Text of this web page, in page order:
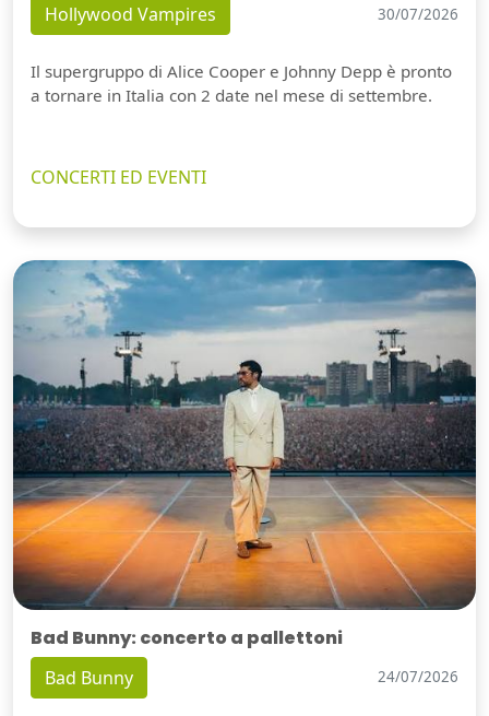
Hollywood Vampires 30/07/2026
Il supergruppo di Alice Cooper e Johnny Depp è pronto
a tornare in Italia con 2 date nel mese di settembre.
CONCERTI ED EVENTI
Bad Bunny: concerto a pallettoni
Bad Bunny 24/07/2026